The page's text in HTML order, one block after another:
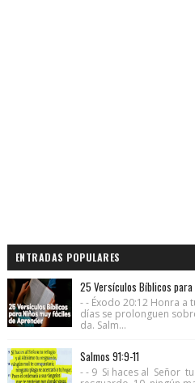
ENTRADAS POPULARES
25 Versículos Bíblicos
- - Éxodo 20:12 Honra a
días se prolonguen
da. Salm...
Salmos 91:9-11
- - 9 Si haces al Señor